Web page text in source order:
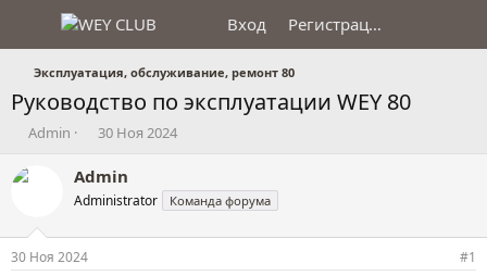
Вход Регистрация
Эксплуатация, обслуживание, ремонт 80
Руководство по эксплуатации WEY 80
А
т
т
е
м
Admin
Д
т
а
н
а
30 Ноя 2024
Admin
Administrator Команда форума
30 Ноя 2024 #1